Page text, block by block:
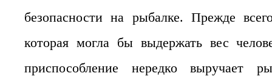
безопасности на рыбалке. Прежде
которая могла бы выдержать вес
приспособление нередко выручает